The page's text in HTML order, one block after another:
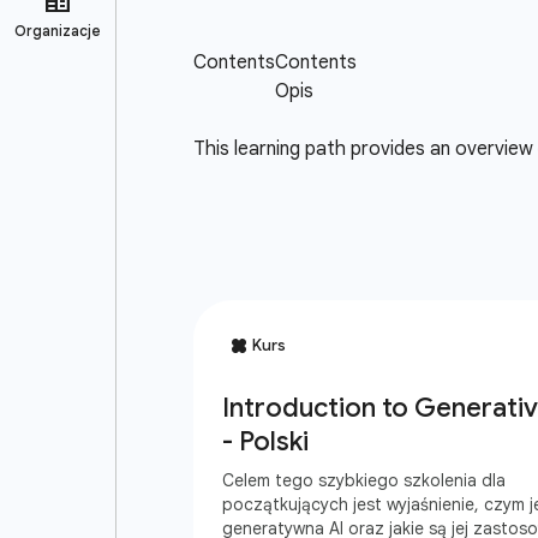
This learning path provides an